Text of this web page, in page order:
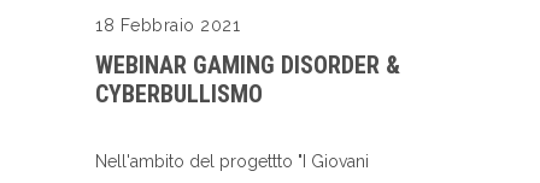
18 Febbraio 2021
WEBINAR GAMING DISORDER &
CYBERBULLISMO
Nell'ambito del progettto "I Giovani